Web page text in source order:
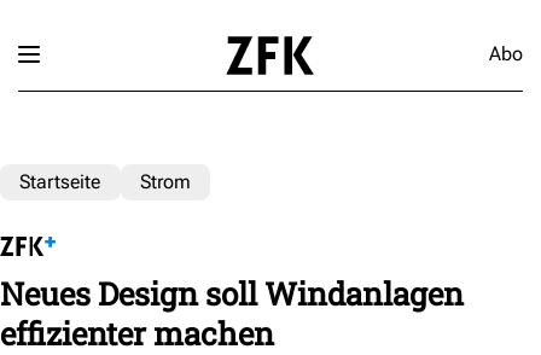
Abo
Startseite Strom
Neues Design soll Windanlagen
effizienter machen